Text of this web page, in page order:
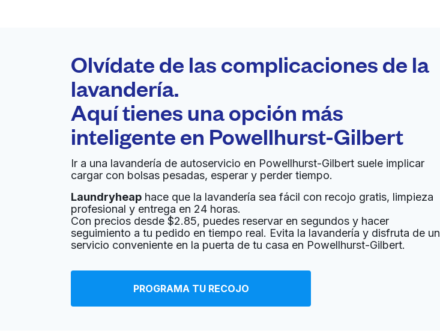
Olvídate de las complicaciones de la
lavandería.
Aquí tienes una opción más
inteligente en Powellhurst-Gilbert
Ir a una lavandería de autoservicio en Powellhurst-Gilbert suele implicar
cargar con bolsas pesadas, esperar y perder tiempo.
Laundryheap hace que la lavandería sea fácil con recojo gratis, limpieza
profesional y entrega en 24 horas.
Con precios desde $2.85, puedes reservar en segundos y hacer
seguimiento a tu pedido en tiempo real. Evita la lavandería y disfruta de un
servicio conveniente en la puerta de tu casa en Powellhurst-Gilbert.
PROGRAMA TU RECOJO